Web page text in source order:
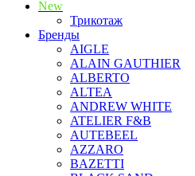
New
Трикотаж
Бренды
AIGLE
ALAIN GAUTHIER
ALBERTO
ALTEA
ANDREW WHITE
ATELIER F&B
AUTEBEEL
AZZARO
BAZETTI